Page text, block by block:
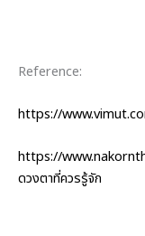
Reference:
https://
https://
ดวงตาที่ควรรู้จัก